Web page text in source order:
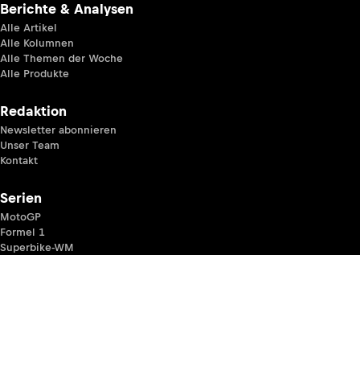
Berichte & Analysen
Alle Artikel
Alle Kolumnen
Alle Themen der Woche
Alle Produkte
Redaktion
Newsletter abonnieren
Unser Team
Kontakt
Serien
MotoGP
Formel 1
Superbike-WM